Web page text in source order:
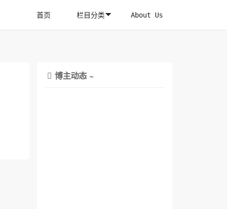
首页 栏目分类 About Us
 博主动态 ~